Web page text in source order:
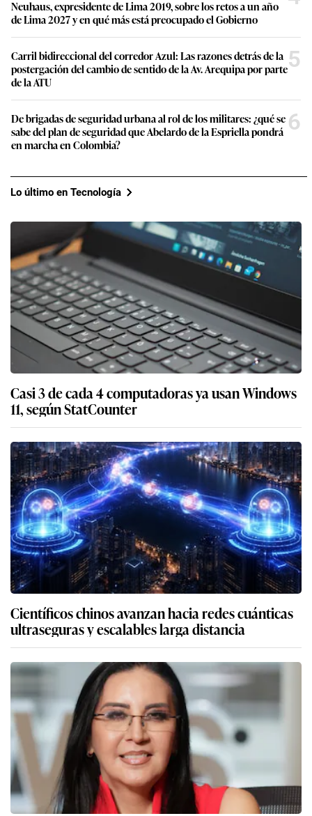
Neuhaus, expresidente de Lima 2019, sobre los retos a un año
de Lima 2027 y en qué más está preocupado el Gobierno
Carril bidireccional del corredor Azul: Las razones detrás de la
postergación del cambio de sentido de la Av. Arequipa por parte
de la ATU
5
De brigadas de seguridad urbana al rol de los militares: ¿qué se
sabe del plan de seguridad que Abelardo de la Espriella pondrá
en marcha en Colombia?
6
Lo último en Tecnología
Casi 3 de cada 4 computadoras ya usan Windows
11, según StatCounter
Científicos chinos avanzan hacia redes cuánticas
ultraseguras y escalables larga distancia